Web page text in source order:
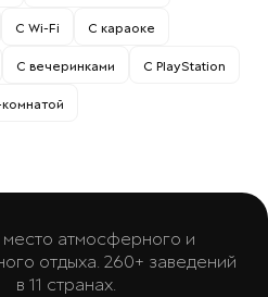
С Wi-Fi С караоке
С вечеринками С PlayStation
комнатой
атмосферного и
отдыха. 260+ заведений
в 11 странах.